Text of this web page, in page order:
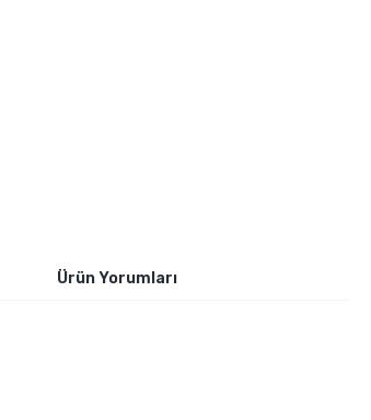
Ürün Yorumları